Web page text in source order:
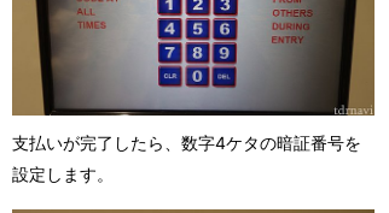
支払いが完了したら、数字4ケタの暗証番号を
設定します。